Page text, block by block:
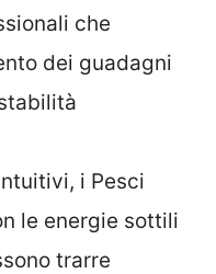
che
dei guadagni
i Pesci
le energie sottili
trarre